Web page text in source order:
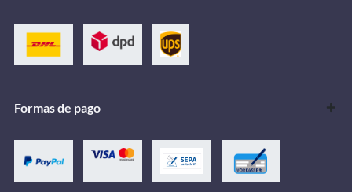
Formas de pago